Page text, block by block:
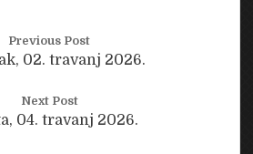
Previous Post
02. travanj 2026.
Next Post
04. travanj 2026.